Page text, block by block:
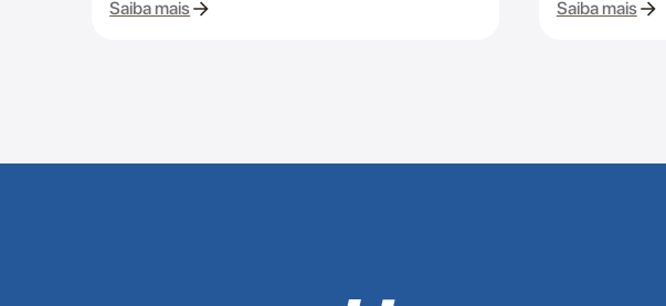
Saiba mais Saiba mais